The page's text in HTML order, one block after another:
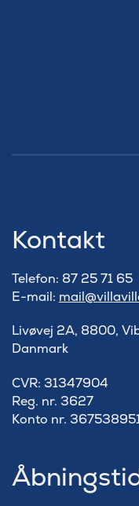
Kontakt
Telefon: 87 25 71 65
E-mail:
Livøvej 2A, 8800,
Danmark
​CVR: 31347904
Reg. nr. 3627
Konto nr.